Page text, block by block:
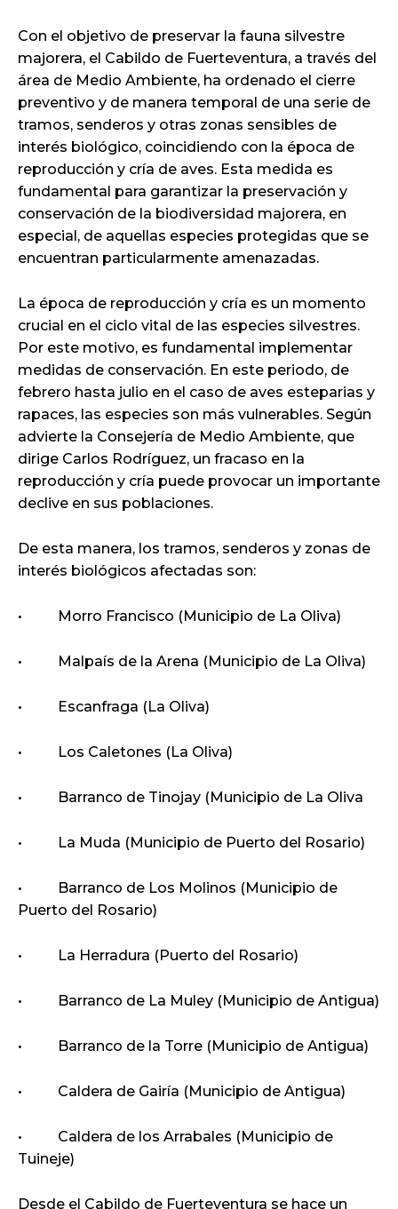
Con el objetivo de preservar la fauna silvestre
majorera, el Cabildo de Fuerteventura, a través del
área de Medio Ambiente, ha ordenado el cierre
preventivo y de manera temporal de una serie de
tramos, senderos y otras zonas sensibles de
interés biológico, coincidiendo con la época de
reproducción y cría de aves. Esta medida es
fundamental para garantizar la preservación y
conservación de la biodiversidad majorera, en
especial, de aquellas especies protegidas que se
encuentran particularmente amenazadas.
La época de reproducción y cría es un momento
crucial en el ciclo vital de las especies silvestres.
Por este motivo, es fundamental implementar
medidas de conservación. En este periodo, de
febrero hasta julio en el caso de aves esteparias y
rapaces, las especies son más vulnerables. Según
advierte la Consejería de Medio Ambiente, que
dirige Carlos Rodríguez, un fracaso en la
reproducción y cría puede provocar un importante
declive en sus poblaciones.
De esta manera, los tramos, senderos y zonas de
interés biológicos afectadas son:
• Morro Francisco (Municipio de La Oliva)
• Malpaís de la Arena (Municipio de La Oliva)
• Escanfraga (La Oliva)
• Los Caletones (La Oliva)
• Barranco de Tinojay (Municipio de La Oliva
• La Muda (Municipio de Puerto del Rosario)
• Barranco de Los Molinos (Municipio de
Puerto del Rosario)
• La Herradura (Puerto del Rosario)
• Barranco de La Muley (Municipio de Antigua)
• Barranco de la Torre (Municipio de Antigua)
• Caldera de Gairía (Municipio de Antigua)
• Caldera de los Arrabales (Municipio de
Tuineje)
Desde el Cabildo de Fuerteventura se hace un